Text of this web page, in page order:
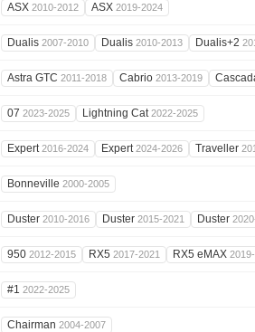
ASX 2010-2012 ASX 2019-2024
Dualis 2007-2010 Dualis 2010-2013 Dualis+2
Astra GTC 2011-2018 Cabrio 2013-2019
07 2023-2025 Lightning Cat2022-2025
Expert2016-2024 Expert2024-2026 Traveller
Bonneville 2000-2005
Duster 2010-2016 Duster 2015-2021 Duster
950 2012-2015 RX5 2017-2021 RX5 eMAX
#1 2022-2025
Chairman 2004-2007